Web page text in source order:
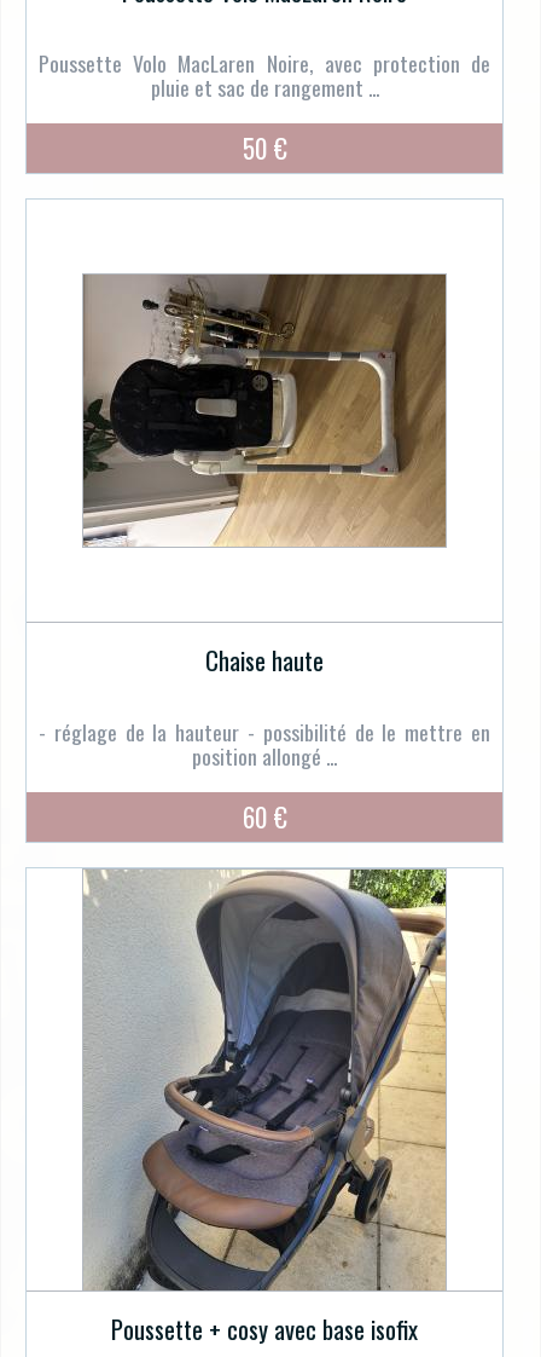
Poussette Volo MacLaren Noire, avec protection de
pluie et sac de rangement ...
50 €
Chaise haute
- réglage de la hauteur - possibilité de le mettre en
position allongé ...
60 €
Poussette + cosy avec base isofix